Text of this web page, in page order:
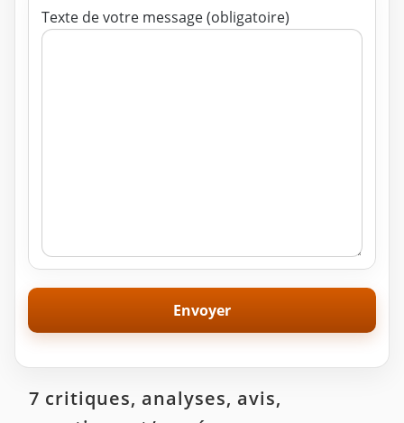
Texte de votre message (obligatoire)
7 critiques, analyses, avis,